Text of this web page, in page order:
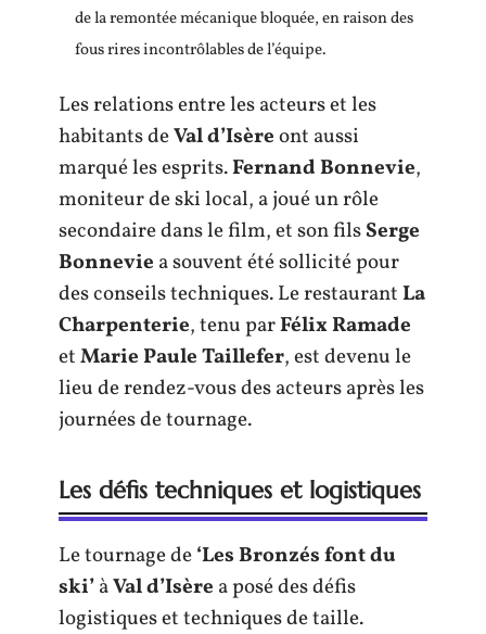
de la remontée mécanique bloquée, en raison des
fous rires incontrôlables de l’équipe.
Les relations entre les acteurs et les
habitants deVal d’Isèreont aussi
marqué les esprits.Fernand Bonnevie,
moniteur de ski local, a joué un rôle
secondaire dans le film, et son filsSerge
Bonnevie a souvent été sollicité pour
des conseils techniques. Le restaurantLa
Charpenterie, tenu parFélix Ramade
etMarie Paule Taillefer, est devenu le
lieu de rendez-vous des acteurs après les
journées de tournage.
Les défis techniques et logistiques
Le tournage de‘Les Bronzés font du
ski’àVal d’Isère a posé des défis
logistiques et techniques de taille.